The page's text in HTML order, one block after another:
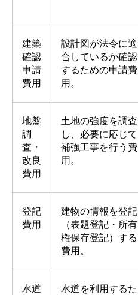
建築
確認
申請
費用
設計図が法令に適
合しているか確認
するための申請費
用。
地盤
調
査・
改良
費用
土地の強度を調査
し、必要に応じて
補強工事を行う費
用。
登記
費用
建物の情報を登記
（表題登記・所有
権保存登記）する
費用。
水道
水道を利用するた